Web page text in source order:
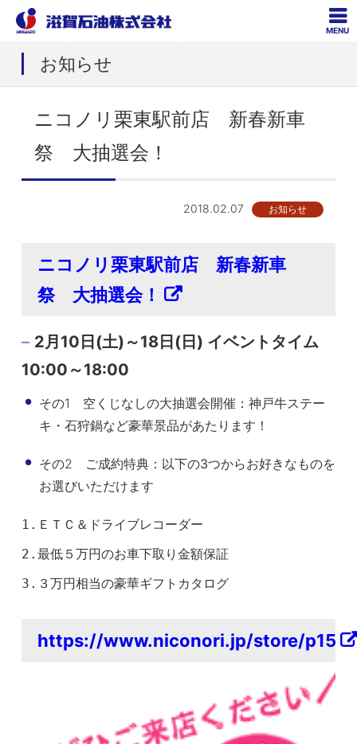
MENU
お知らせ
ニコノリ栗東駅前店 新春新車
祭 大抽選会！
2018.02.07 お知らせ
ニコノリ栗東駅前店 新春新車
祭 大抽選会！
2月10日(土)～18日(日) イベントタイム
10:00～18:00
その1 空くじなしの大抽選会開催： 神戸牛ステー
キ・石狩鍋など豪華景品があたります！
その2 ご成約特典： 以下の3つからお好きなものを
お選びいただけます
ＥＴＣ＆ドライブレコーダー
最低５万円のお車下取り金額保証
３万円相当の豪華ギフトカタログ
https://www.niconori.jp/store/p15